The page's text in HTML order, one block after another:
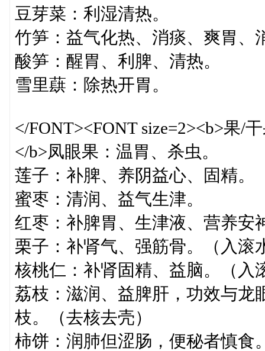
豆芽菜：利湿清热。
竹笋：益气化热、消痰、爽胃、
酸笋：醒胃、利脾、清热。
雪里蕻：除热开胃。
</FONT><FONT size=2><b>果/
</b>凤眼果：温胃、杀虫。
莲子：补脾、养阴益心、固精。
蜜枣：清润、益气生津。
红枣：补脾胃、生津液、营养安
栗子：补肾气、强筋骨。（入滚
核桃仁：补肾固精、益脑。（入
荔枝：滋润、益脾肝，功效与龙
枝。（去核去壳）
柿饼：润肺但涩肠，便秘者慎食